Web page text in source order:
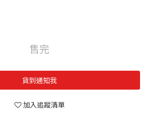
售完
貨到通知我
加入追蹤清單